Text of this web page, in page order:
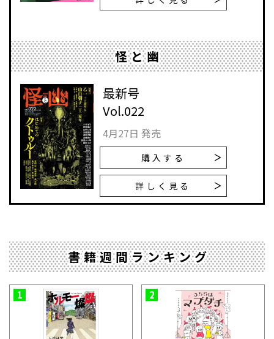
怪と幽
最新号
Vol.022
4月27日 発売
購入する
詳しく見る
書籍週間ランキング
1 2